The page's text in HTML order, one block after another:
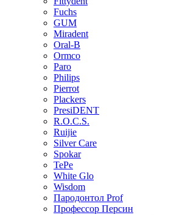
Fuchs
GUM
Miradent
Oral-B
Ormco
Paro
Philips
Pierrot
Plackers
PresiDENT
R.O.C.S.
Ruijie
Silver Care
Spokar
TePe
White Glo
Wisdom
Пародонтол Prof
Профессор Персин